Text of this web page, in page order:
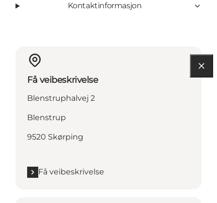
Kontaktinformasjon
Få veibeskrivelse
Blenstruphalvej 2
Blenstrup
9520 Skørping
Få veibeskrivelse